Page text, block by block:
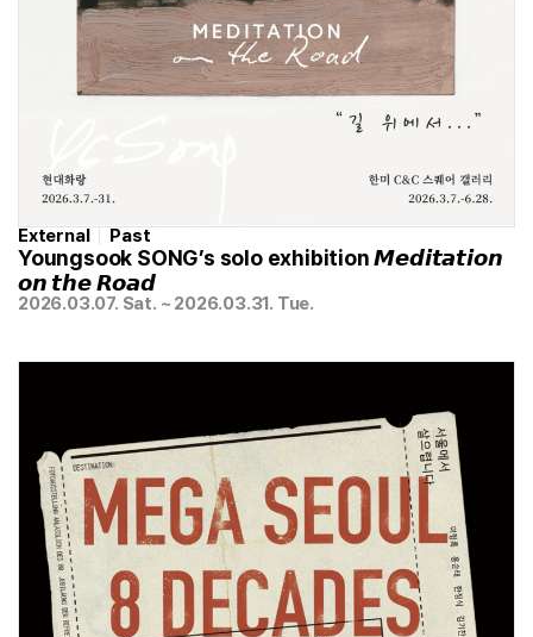
External Past
Youngsook SONG’s solo exhibition 𝙈𝙚𝙙𝙞𝙩𝙖𝙩𝙞𝙤𝙣
𝙤𝙣 𝙩𝙝𝙚 𝙍𝙤𝙖𝙙
2026.03.07. Sat. ~ 2026.03.31. Tue.